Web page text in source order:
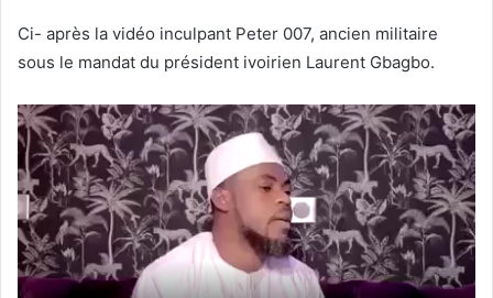
Ci- après la vidéo inculpant Peter 007, ancien militaire
sous le mandat du président ivoirien Laurent Gbagbo.